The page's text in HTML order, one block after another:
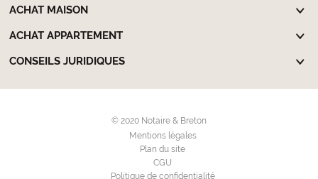
ACHAT MAISON
ACHAT APPARTEMENT
CONSEILS JURIDIQUES
© 2020 Notaire & Breton
Mentions légales
Plan du site
CGU
Politique de confidentialité